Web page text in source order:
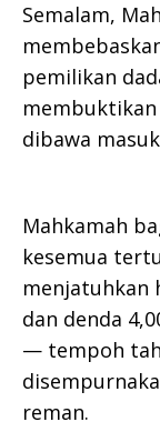
Semalam,
pemilikan
dibawa
Mahkamah
kesemua
menjatuhkan
dan denda
— tempoh
reman.